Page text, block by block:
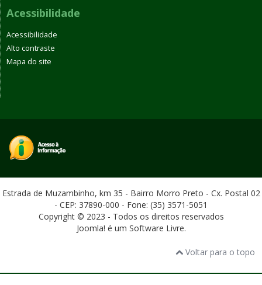
Acessibilidade
Acessibilidade
Alto contraste
Mapa do site
Estrada de Muzambinho, km 35 - Bairro Morro Preto - Cx. Postal 02
- CEP: 37890-000 - Fone: (35) 3571-5051
Copyright © 2023 - Todos os direitos reservados
Joomla! é um Software Livre.
Voltar para o topo